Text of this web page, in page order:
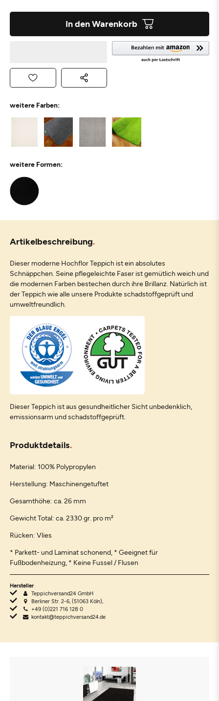
In den Warenkorb
weitere Farben:
weitere Formen:
Artikelbeschreibung
Dieser moderne Hochflor Teppich ist ein absolutes
Schnäppchen. Seine pflegeleichte Faser ist gemütlich weich und
die modernen Farben bestechen durch ihre Brillanz. Natürlich ist
der Teppich wie alle unsere Produkte schadstoffgeprüft und
umweltfreundlich.
Dieser Teppich ist aus gesundheitlicher Sicht unbedenklich,
emissionsarm und schadstoffgeprüft.
Produktdetails
Material: 100% Polypropylen
Herstellung: Maschinengetuftet
Gesamthöhe: ca. 26 mm
Gewicht Total: ca. 2330 gr. pro m²
Rücken: Vlies
* Parkett- und Laminat schonend, * Geeignet für
Fußbodenheizung, * Keine Fussel / Flusen
Hersteller
Teppichversand24 GmbH
Berliner Str. 2-6, (51063 Köln),
+49 (0)221 716 128 0
kontakt@teppichversand24.de